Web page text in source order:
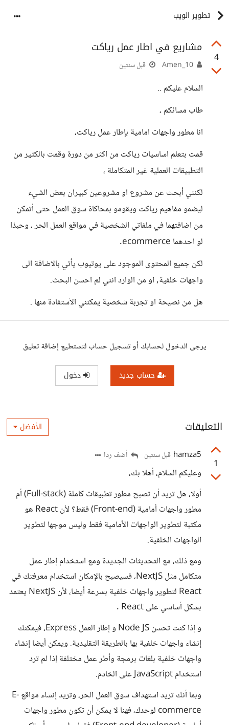
تطوير الويب
4
مشاريع في اطار عمل رياكت
قبل سنتين
السلام عليكم ..
طاب مسائكم ،
انا مطور واجهات امامية بإطار عمل رياكت،
قمت بتعلم اساسيات رياكت من اكثر من دورة وقمت بالكثير من
التطبيقات العملية غير المتكاملة ،
لكنني أبحث عن مشروع او مشروعين كبيران بعض الشيء
ليضمو مفاهيم رياكت ويقومو بمحاكاة سوق العمل حتى أتمكن
من اضافتهما في ملفاتي الشخصية في مواقع العمل الحر ، وحبذا
لو احدهما ecommerce.
لكن جميع المحتوى الموجود على يوتيوب يأتي بالاضافة الى
واجهات خلفية, او من الوارد انني لم احسن البحث.
هل من نصيحة او تجربة شخصية يمكنني الأستفادة منها .
يرجى الدخول لحسابك أو تسجيل حساب لتستطيع إضافة تعليق
حساب جديد دخول
التعليقات الأفضل
1
hamza5 قبل سنتين أضف ردا
وعليكم السلام، أهلا بك،
أولا، هل تريد أن تصبح مطور تطبيقات كاملة (Full-stack) أم
مطور واجهات أمامية (Front-end) فقط؟ لأن React هو
مكتبة لتطوير الواجهات الأمامية فقط وليس موجها لتطوير
الواجهات الخلفية.
ومع ذلك، مع التحديثات الجديدة ومع استخدام إطار عمل
متكامل مثل NextJS، فسيصبح بالإمكان استخدام معرفتك في
React لتطوير واجهات خلفية بسرعة أيضا، لأن NextJS يعتمد
بشكل أساسي على React .
و إذا كنت تحسن Node JS و إطار العمل Express، فيمكنك
إنشاء واجهات خلفية بها بالطريقة التقليدية. ويمكن أيضا إنشاء
واجهات خلفية بلغات برمجة وأطر عمل مختلفة إذا لم ترد
استخدام JavaScript على الخادم.
وبما أنك تريد استهداف سوق العمل الحر، وتريد إنشاء مواقع E-
commerce لوحدك، فهنا لا يمكن أن تكون مطور واجهات